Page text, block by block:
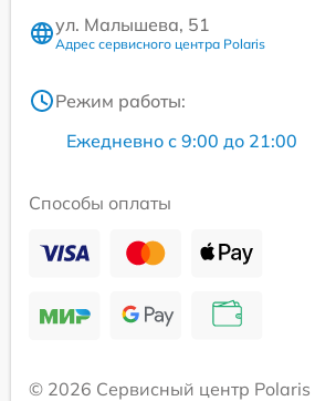
ул. Малышева, 51
Адрес сервисного центра Polaris
Режим работы:
Ежедневно с 9:00 до 21:00
Способы оплаты
© 2026 Сервисный центр Polaris